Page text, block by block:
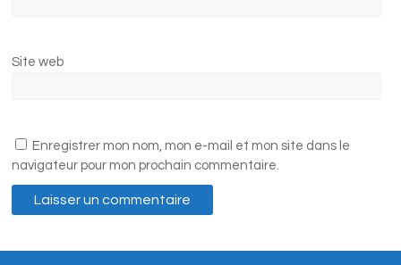
Site web
Enregistrer mon nom, mon e-mail et mon site dans le
navigateur pour mon prochain commentaire.